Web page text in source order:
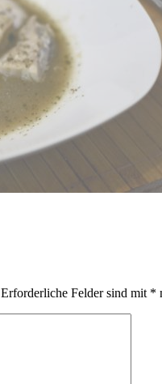
Erforderliche Felder sind mit *